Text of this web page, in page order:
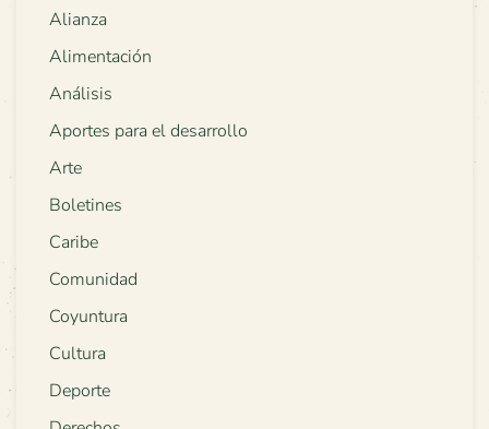
Alianza
Alimentación
Análisis
Aportes para el desarrollo
Arte
Boletines
Caribe
Comunidad
Coyuntura
Cultura
Deporte